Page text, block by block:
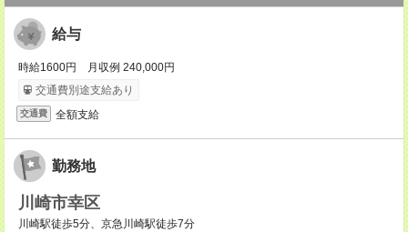
給与
時給1600円 月収例 240,000円
交通費別途支給あり
交通費 全額支給
勤務地
川崎市幸区
川崎駅徒歩5分、京急川崎駅徒歩7分